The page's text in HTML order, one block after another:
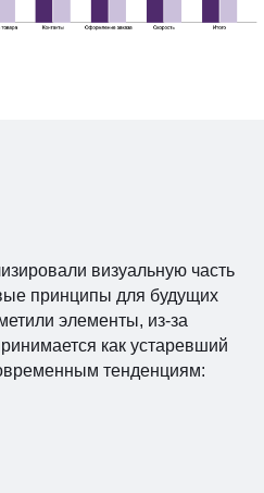
визуальную часть
принципы для будущих
элементы, из-за
как устаревший
тенденциям: